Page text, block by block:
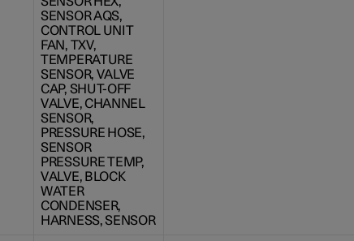
SENSOR AQS,
CONTROL UNIT
FAN, TXV,
TEMPERATURE
SENSOR, VALVE
CAP, SHUT-OFF
VALVE, CHANNEL
SENSOR,
PRESSURE HOSE,
SENSOR
PRESSURE TEMP,
VALVE, BLOCK
WATER
CONDENSER,
HARNESS, SENSOR